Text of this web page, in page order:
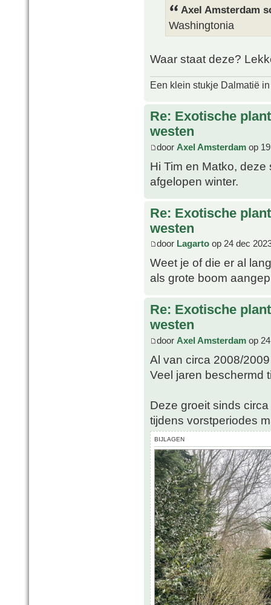
Axel Amsterdam
Washingtonia
Waar staat deze?
Een klein stukje Dalmatië
Re: Exotische
westen
door Axel Amsterdam op
Hi Tim en Matko,
afgelopen winter.
Re: Exotische
westen
door Lagarto op 24 dec
Weet je of die er al
als grote boom
Re: Exotische
westen
door Axel Amsterdam op
Al van circa 2008/
Veel jaren beschermd
Deze groeit sinds
tijdens vorstperiodes
BIJLAGEN